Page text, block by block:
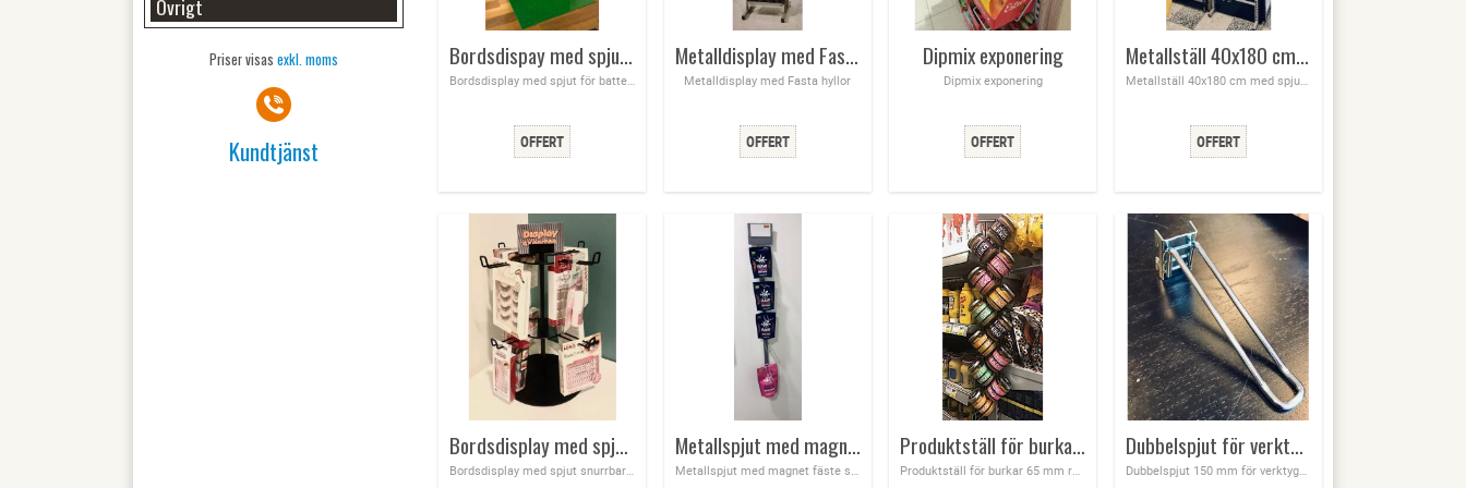
Bordsdispay med spjut för batterier mm
Bordsdisplay med spjut för batterier mm
Metalldisplay med Fasta hyllor
Metalldisplay med Fasta hyllor
Dipmix exponering
Dipmix exponering
Metallställ 40x180 cm med spjutskena och tillhörande spjut
Metallställ 40x180 cm med spjutskena och tillhörande spjut
Bordsdisplay med spjut snurrbar 10 cm långa spjut 15 cm mellan spjuten
Bordsdisplay med spjut snurrbar 10 cm långa spjut 15 cm mellan spjuten
Metallspjut med magnet fäste
Metallspjut med magnet fäste spjuten 170 mm långa
Produktställ för burkar 65 mm runda
Produktställ för burkar 65 mm runda
Dubbelspjut för verktygstavla perforerad plåt
Dubbelspjut 150 mm för verktygstavla perforerad plåt
Övrigt
Priser visas exkl. moms
Kundtjänst